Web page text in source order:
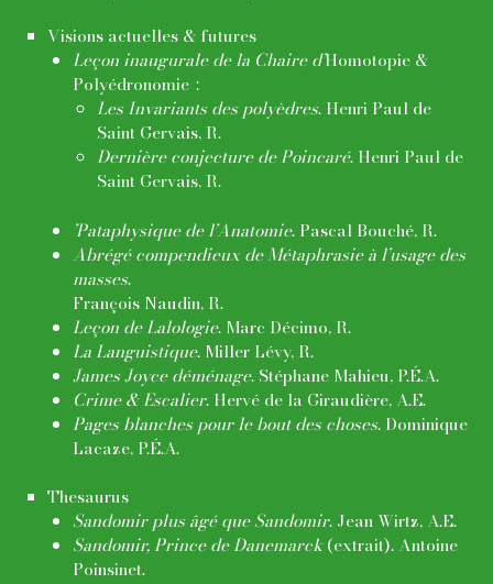
Visions actuelles & futures
Leçon inaugurale de la Chaire d’Homotopie &
Polyédronomie :
Les Invariants des polyèdres. Henri Paul de
Saint Gervais, R.
Dernière conjecture de Poincaré. Henri Paul de
Saint Gervais, R.
’Pataphysique de l’Anatomie. Pascal Bouché, R.
Abrégé compendieux de Métaphrasie à l’usage des
masses.
François Naudin, R.
Leçon de Lalologie. Marc Décimo, R.
La Languistique. Miller Lévy, R.
James Joyce déménage. Stéphane Mahieu, P.É.A.
Crime & Escalier. Hervé de la Giraudière, A.E.
Pages blanches pour le bout des choses. Dominique
Lacaze, P.É.A.
Thesaurus
Sandomir plus âgé que Sandomir. Jean Wirtz, A.E.
Sandomir, Prince de Danemarck(extrait). Antoine
Poinsinet.